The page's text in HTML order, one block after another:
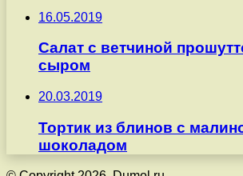
16.05.2019
Салат с ветчиной
сыром
20.03.2019
Тортик из блинов с
шоколадом